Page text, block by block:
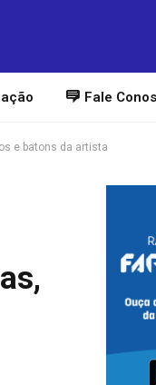
Fale
e batons da artista